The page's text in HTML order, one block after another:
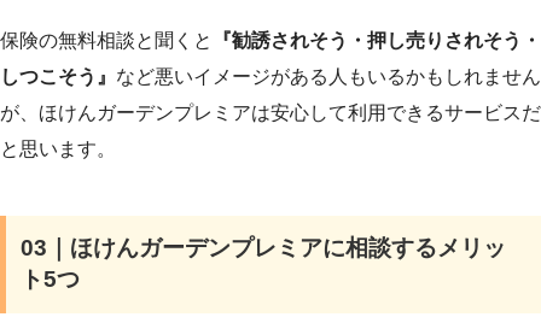
た。
結局出費は増えずに貯金ができるなんてすごい
と思いました。どうもありがとうございまし
引用元：学資保険の無料相談サイト「ガーデン」
保険の無料相談と聞くと
『勧誘されそう・押し売りされそう・
しつこそう』 など悪いイメージがある人もいるかもしれません
が、ほけんガーデンプレミアは安心して利用できるサービスだ
と思います。
03｜ほけんガーデンプレミアに相談するメリッ
ト5つ